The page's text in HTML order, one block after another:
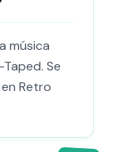
música
Se
Retro